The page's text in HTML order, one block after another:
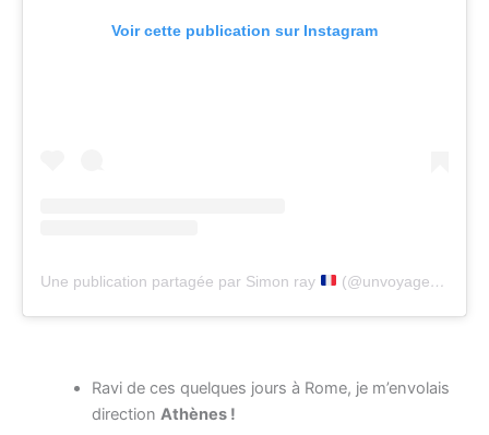
Voir cette publication sur Instagram
Une publication partagée par Simon ray (@unvoyagesansnom)
Ravi de ces quelques jours à Rome, je m’envolais
direction Athènes !